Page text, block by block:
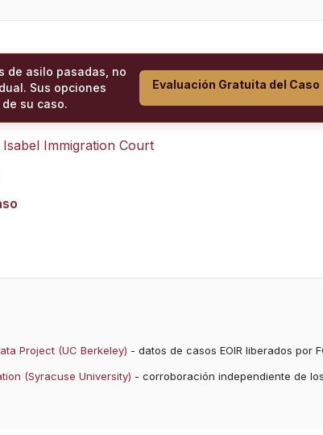
de asilo pasadas, no
Sus opciones
su caso.
Evaluación Gratuita del Caso
Immigration Court
Project (UC Berkeley) - datos de casos EOIR liberados por
(Syracuse University) - corroboración independiente de